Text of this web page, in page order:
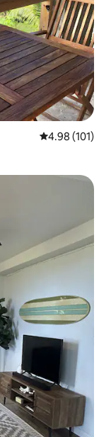
平均评分 4.98
4.98 (101)